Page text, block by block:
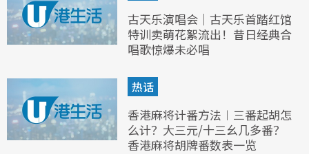
古天乐演唱会｜古天乐首踏红馆
特训卖萌花絮流出！昔日经典合
唱歌惊爆未必唱
热话
香港麻将计番方法︱三番起胡怎
么计？大三元/十三幺几多番？
香港麻将胡牌番数表一览